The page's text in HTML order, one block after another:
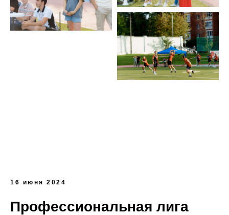
16 июня 2024
Профессиональная лига